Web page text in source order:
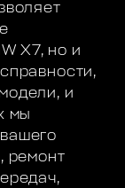
X7, но и
и
мы
ремонт